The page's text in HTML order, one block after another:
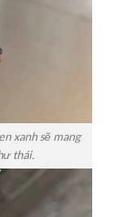
xanh sẽ mang
thái.